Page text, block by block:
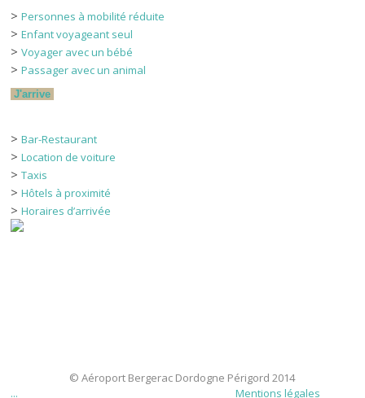
>Personnes à mobilité réduite
>Enfant voyageant seul
>Voyager avec un bébé
>Passager avec un animal
J'arrive
>Bar-Restaurant
>Location de voiture
>Taxis
>Hôtels à proximité
>Horaires d’arrivée
© Aéroport Bergerac Dordogne Périgord 2014
Mentions légales
...